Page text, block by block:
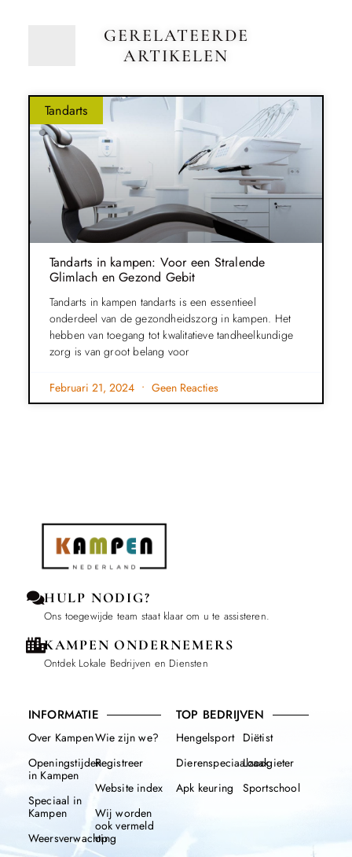
GERELATEERDE
ARTIKELEN
Tandarts
Tandarts in kampen: Voor een Stralende
Glimlach en Gezond Gebit
Tandarts in kampen tandarts is een essentieel
onderdeel van de gezondheidszorg in kampen. Het
hebben van toegang tot kwalitatieve tandheelkundige
zorg is van groot belang voor
Februari 21, 2024 Geen Reacties
HULP NODIG?
Ons toegewijde team staat klaar om u te assisteren.
KAMPEN ONDERNEMERS
Ontdek Lokale Bedrijven en Diensten
INFORMATIE
Over Kampen
Openingstijden
in Kampen
Speciaal in
Kampen
Weersverwachting
Wie zijn we?
Registreer
Website index
Wij worden
ook vermeld
op
TOP BEDRIJVEN
Hengelsport
Dierenspeciaalzaak
Apk keuring
Diëtist
Loodgieter
Sportschool